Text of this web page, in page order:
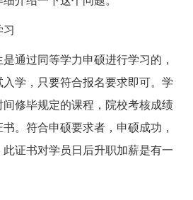
通过同等学力申硕进行学习的，
学，只要符合报名要求即可。学
修毕规定的课程，院校考核成绩
。符合申硕要求者，申硕成功，
证书对学员日后升职加薪是有一